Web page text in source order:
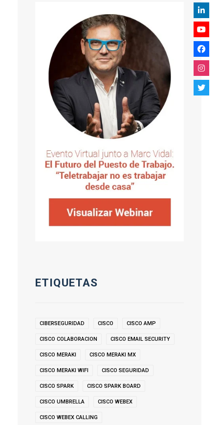
ETIQUETAS
CIBERSEGURIDAD CISCO CISCO AMP
CISCO COLABORACION CISCO EMAIL SECURITY
CISCO MERAKI CISCO MERAKI MX
CISCO MERAKI WIFI CISCO SEGURIDAD
CISCO SPARK CISCO SPARK BOARD
CISCO UMBRELLA CISCO WEBEX
CISCO WEBEX CALLING